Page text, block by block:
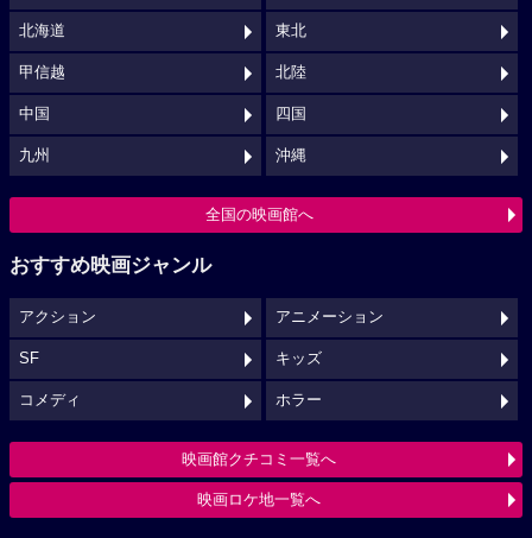
北海道 東北
甲信越 北陸
中国 四国
九州 沖縄
全国の映画館へ
おすすめ映画ジャンル
アクション アニメーション
SF キッズ
コメディ ホラー
映画館クチコミ一覧へ
映画ロケ地一覧へ